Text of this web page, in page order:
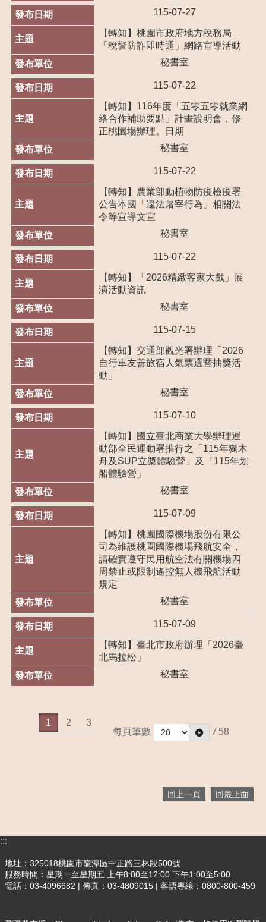
全
政
策
政
府
網
站
料
放
宣
告
115-07-27
【轉知】桃園市政府地方稅務局
「稅警防詐即時通」網路宣導活動
秘書室
115-07-22
【轉知】116年度「五零五零就業網
絡合作補助要點」計畫說明會，修
正桃園場辦理。日期
秘書室
115-07-22
【轉知】農業部動植物防疫檢疫署
公告本國「違法屠宰行為」相關法
令等宣導文宣
秘書室
115-07-22
【轉知】「2026精緻客家大戲」展
演活動資訊
秘書室
115-07-15
【轉知】交通部觀光署辦理「2026
自行車友善旅宿人氣票選暨抽獎活
動」
秘書室
115-07-10
【轉知】國立臺北商業大學辦理運
動部全民運動署推行之「115年獨木
舟及SUP立槳體驗營」及「115年划
船體驗營」
秘書室
115-07-09
【轉知】桃園國際機場股份有限公
司為維護桃園國際機場飛航安全，
請確實遵守民用航空法有關機場四
周禁止或限制遙控無人機飛航活動
規定
秘書室
115-07-09
【轉知】臺北市政府辦理「2026臺
北馬拉松」
秘書室
1 2
3
每頁筆數
/ 58
回上一頁 回最上面
:::
地址：325018桃園市龍潭區中正路三林段500號
服務時間：星期一至星期五 上午8:00至12:00 下午1:00至5:00
電話：03-4096682 | 傳真：03-4809015 | 客語專線：0800-800-459